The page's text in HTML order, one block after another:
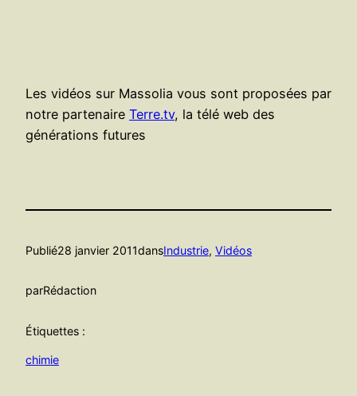
Les vidéos sur Massolia vous sont proposées par
notre partenaire Terre.tv, la télé web des
générations futures
Publié28 janvier 2011dansIndustrie, Vidéos
parRédaction
Étiquettes :
chimie